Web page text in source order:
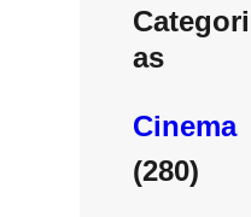
Categori
as
Cinema
(280)